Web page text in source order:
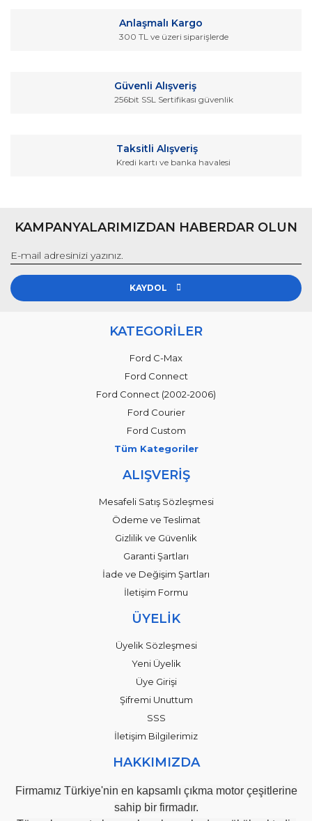
Ürün bilgilerinde hatalar bulunuyor.
Gönder
Anlaşmalı Kargo
300 TL ve üzeri siparişlerde
Güvenli Alışveriş
256bit SSL Sertifikası güvenlik
Taksitli Alışveriş
Kredi kartı ve banka havalesi
KAMPANYALARIMIZDAN HABERDAR OLUN
KAYDOL
KATEGORİLER
Ford C-Max
Ford Connect
Ford Connect (2002-2006)
Ford Courier
Ford Custom
Tüm Kategoriler
ALIŞVERİŞ
Mesafeli Satış Sözleşmesi
Ödeme ve Teslimat
Gizlilik ve Güvenlik
Garanti Şartları
İade ve Değişim Şartları
İletişim Formu
ÜYELİK
Üyelik Sözleşmesi
Yeni Üyelik
Üye Girişi
Şifremi Unuttum
SSS
İletişim Bilgilerimiz
HAKKIMIZDA
Firmamız Türkiye'nin en kapsamlı çıkma motor çeşitlerine
sahip bir firmadır.